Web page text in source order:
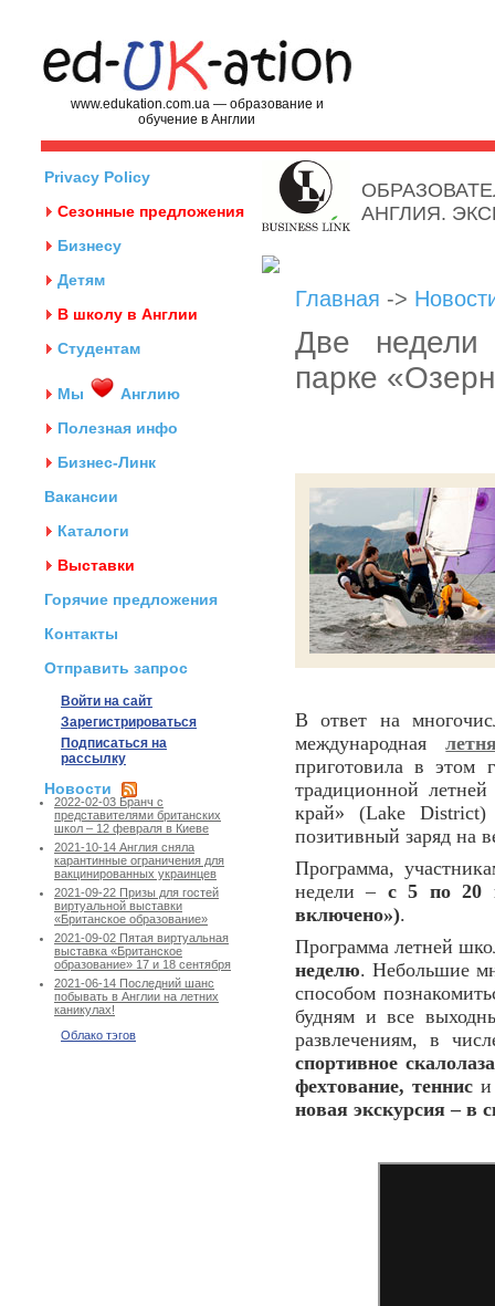
www.edukation.com.ua — образование и
обучение в Англии
Privacy Policy
Сезонные предложения
Бизнесу
Детям
В школу в Англии
Студентам
Мы
Англию
Полезная инфо
Бизнес-Линк
Вакансии
Каталоги
Выставки
Горячие предложения
Контакты
Отправить запрос
Войти на сайт
Зарегистрироваться
Подписаться на
рассылку
Новости
2022-02-03 Бранч с
представителями британских
школ – 12 февраля в Киеве
2021-10-14 Англия сняла
карантинные ограничения для
вакцинированных украинцев
2021-09-22 Призы для гостей
виртуальной выставки
«Британское образование»
2021-09-02 Пятая виртуальная
выставка «Британское
образование» 17 и 18 сентября
2021-06-14 Последний шанс
побывать в Англии на летних
каникулах!
Облако тэгов
АНГЛИЯ.
Главная ->
Две недели
парке
В ответ на
международная
приготовила в этом
традиционной
край» (Lake District)
позитивный заряд на
Программа,
недели – с 5 по 20
включено»).
Программа летней
неделю. Небольшие
способом
будням и все
развлечениям, в
спортивное
фехтование, теннис и
новая экскурсия – в